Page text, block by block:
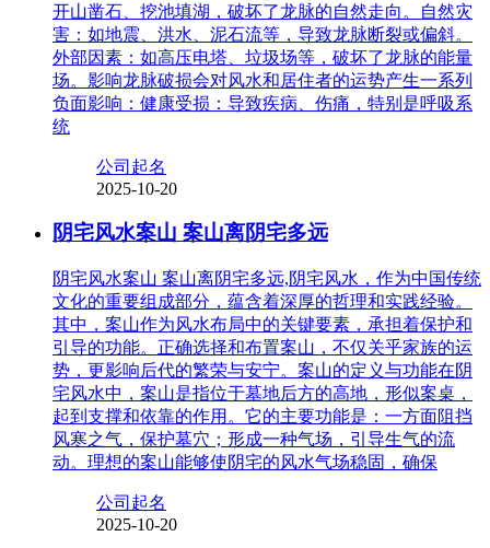
开山凿石、挖池填湖，破坏了龙脉的自然走向。自然灾
害：如地震、洪水、泥石流等，导致龙脉断裂或偏斜。
外部因素：如高压电塔、垃圾场等，破坏了龙脉的能量
场。影响龙脉破损会对风水和居住者的运势产生一系列
负面影响：健康受损：导致疾病、伤痛，特别是呼吸系
统
公司起名
2025-10-20
阴宅风水案山 案山离阴宅多远
阴宅风水案山 案山离阴宅多远,阴宅风水，作为中国传统
文化的重要组成部分，蕴含着深厚的哲理和实践经验。
其中，案山作为风水布局中的关键要素，承担着保护和
引导的功能。正确选择和布置案山，不仅关乎家族的运
势，更影响后代的繁荣与安宁。案山的定义与功能在阴
宅风水中，案山是指位于墓地后方的高地，形似案桌，
起到支撑和依靠的作用。它的主要功能是：一方面阻挡
风寒之气，保护墓穴；形成一种气场，引导生气的流
动。理想的案山能够使阴宅的风水气场稳固，确保
公司起名
2025-10-20